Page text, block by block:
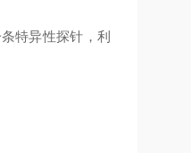
特异性探针，利